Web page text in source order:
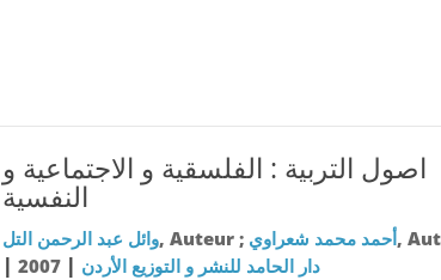
اصول التربية : الفلسقية و الاجتماعية و
النفسية
وائل عبد الرحمن التل, Auteur ; أحمد محمد شعراوي,
| دار الحامد للنشر و التوزيع الأردن |
2007